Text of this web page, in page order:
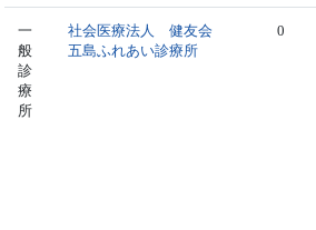
一
般
診
療
所
社会医療法人 健友会
五島ふれあい診療所
0